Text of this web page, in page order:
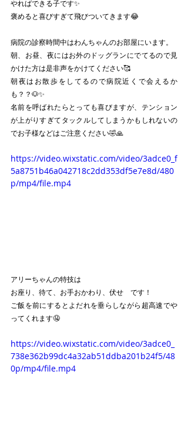
やればできる子です✨
褒めると喜びすぎて飛びついてきます😂
病院の診察時間中はわんちゃんのお部屋にいます。
朝、お昼、夜にはお外のドッグランにでてるので見
かけた方は是非声をかけてください🥰
朝夜はお散歩をしてるので病院近くで会えるか
も？？🐶✨
名前を呼ばれたらとっても喜びますが、テンション
が上がりすぎてタックルしてしまうかもしれないの
でお子様などはご注意ください🤣🙏
https://video.wixstatic.com/video/3adce0_f
5a8751b46a042718c2dd353df5e7e8d/480
p/mp4/file.mp4
アリーちゃんの特技は
お座り、待て、お手おかわり、伏せ　です！
ご飯を前にするとよだれを垂らしながら超高速でや
ってくれます🤤
https://video.wixstatic.com/video/3adce0_
738e362b99dc4a32ab51ddba201b24f5/48
0p/mp4/file.mp4